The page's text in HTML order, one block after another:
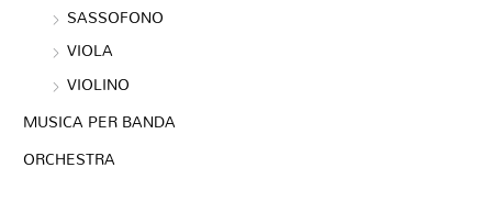
SASSOFONO
VIOLA
VIOLINO
MUSICA PER BANDA
ORCHESTRA